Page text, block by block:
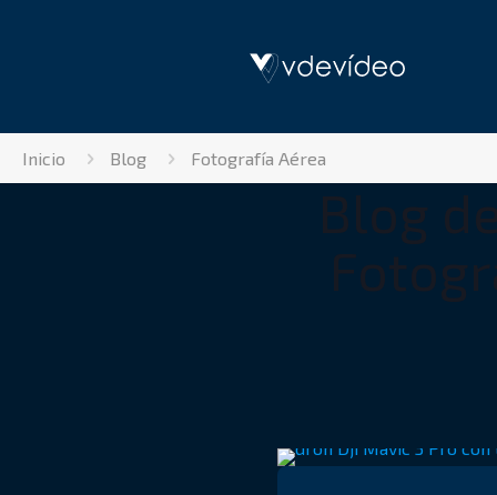
Inicio Blog Fotografía Aérea